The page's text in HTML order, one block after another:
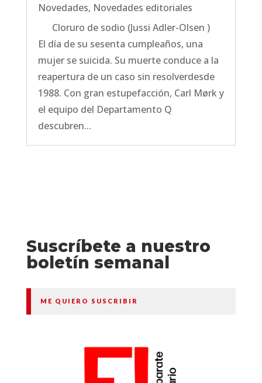
Novedades, Novedades editoriales
Cloruro de sodio (Jussi Adler-Olsen )
El día de su sesenta cumpleaños, una
mujer se suicida. Su muerte conduce a la
reapertura de un caso sin resolverdesde
1988. Con gran estupefacción, Carl Mørk y
el equipo del Departamento Q
descubren...
Suscríbete a nuestro
boletín semanal
ME QUIERO SUSCRIBIR